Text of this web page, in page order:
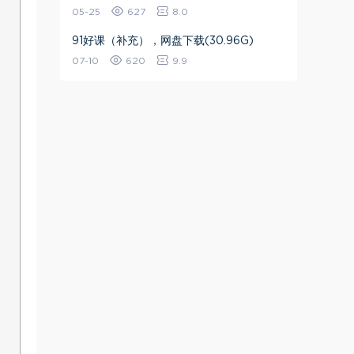
05-25 627 8.0
91好课（补充），网盘下载(30.96G)
07-10 620 9.9